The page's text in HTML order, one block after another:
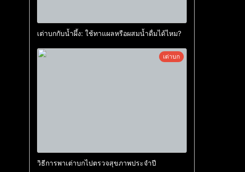
เต่าบกกับน้ำผึ้ง: ใช้ทาแผลหรือผสมน้ำดื่มได้ไหม?
เต่าบก
วิธีการพาเต่าบกไปตรวจสุขภาพประจำปี